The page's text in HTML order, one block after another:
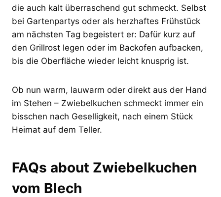
die auch kalt überraschend gut schmeckt. Selbst
bei Gartenpartys oder als herzhaftes Frühstück
am nächsten Tag begeistert er: Dafür kurz auf
den Grillrost legen oder im Backofen aufbacken,
bis die Oberfläche wieder leicht knusprig ist.
Ob nun warm, lauwarm oder direkt aus der Hand
im Stehen – Zwiebelkuchen schmeckt immer ein
bisschen nach Geselligkeit, nach einem Stück
Heimat auf dem Teller.
FAQs about Zwiebelkuchen
vom Blech